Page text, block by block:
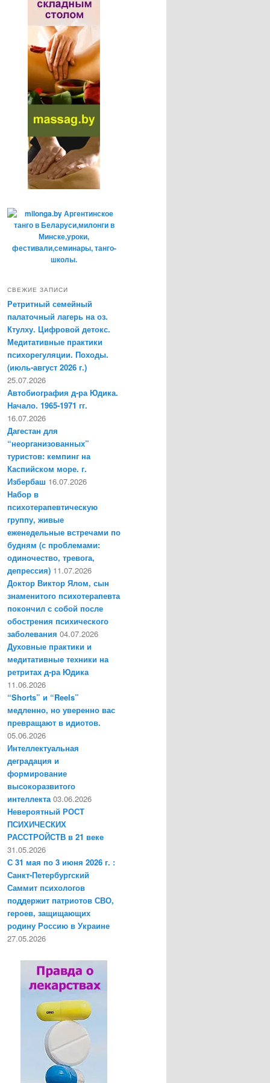
СВЕЖИЕ ЗАПИСИ
Ретритный семейный
палаточный лагерь на оз.
Ктулху. Цифровой детокс.
Медитативные практики
психорегуляции. Походы.
(июль-август 2026 г.)
25.07.2026
Автобиография д-ра Юдика.
Начало. 1965-1971 гг.
16.07.2026
Дагестан для
“неорганизованных”
туристов: кемпинг на
Каспийском море. г.
Избербаш 16.07.2026
Набор в
психотерапевтическую
группу, живые
еженедельные встречами по
будням (с проблемами:
одиночество, тревога,
депрессия) 11.07.2026
Доктор Виктор Ялом, сын
знаменитого психотерапевта
покончил с собой после
обострения психического
заболевания 04.07.2026
Духовные практики и
медитативные техники на
ретритах д-ра Юдика
11.06.2026
“Shorts” и “Reels”
медленно, но уверенно вас
превращают в идиотов.
05.06.2026
Интеллектуальная
деградация и
формирование
высокоразвитого
интеллекта 03.06.2026
Невероятный РОСТ
ПСИХИЧЕСКИХ
РАССТРОЙСТВ в 21 веке
31.05.2026
С 31 мая по 3 июня 2026 г. :
Санкт-Петербургский
Саммит психологов
поддержит патриотов СВО,
героев, защищающих
родину Россию в Украине
27.05.2026